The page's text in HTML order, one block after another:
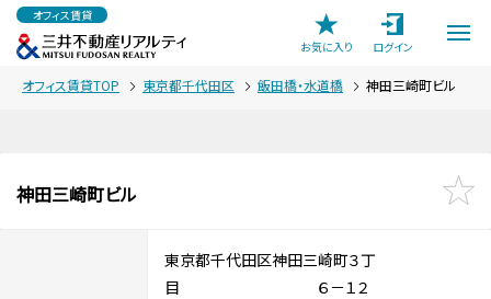
オフィス賃貸
お気に入り
ログイン
オフィス賃貸TOP 東京都千代田区 飯田橋・水道橋 神田三崎町ビル
神田三崎町ビル
東京都千代田区神田三崎町３丁
目 ６－１２